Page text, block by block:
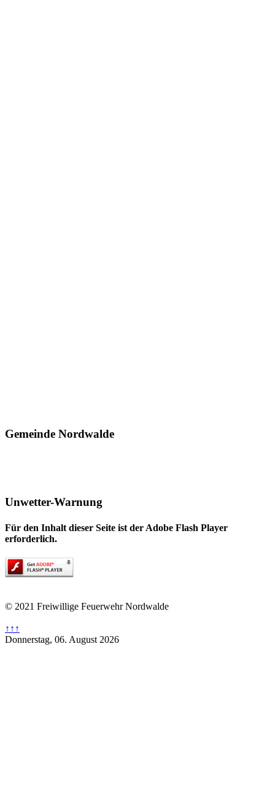
Gemeinde Nordwalde
Unwetter-Warnung
Für den Inhalt dieser Seite ist der Adobe Flash Player
erforderlich.
© 2021 Freiwillige Feuerwehr Nordwalde
↑↑↑
Donnerstag, 06. August 2026